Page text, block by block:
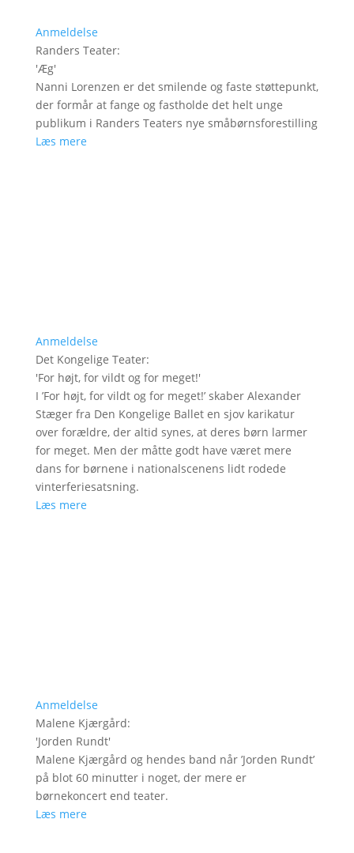
Anmeldelse
Randers Teater:
'Æg'
Nanni Lorenzen er det smilende og faste støttepunkt,
der formår at fange og fastholde det helt unge
publikum i Randers Teaters nye småbørnsforestilling
Læs mere
Anmeldelse
Det Kongelige Teater:
'For højt, for vildt og for meget!'
I ’For højt, for vildt og for meget!’ skaber Alexander
Stæger fra Den Kongelige Ballet en sjov karikatur
over forældre, der altid synes, at deres børn larmer
for meget. Men der måtte godt have været mere
dans for børnene i nationalscenens lidt rodede
vinterferiesatsning.
Læs mere
Anmeldelse
Malene Kjærgård:
'Jorden Rundt'
Malene Kjærgård og hendes band når ’Jorden Rundt’
på blot 60 minutter i noget, der mere er
børnekoncert end teater.
Læs mere